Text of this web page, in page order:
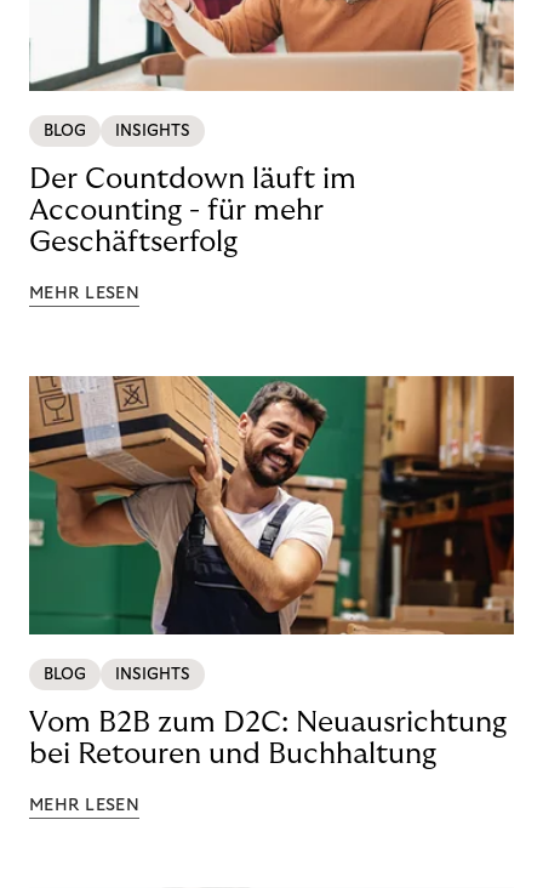
BLOG INSIGHTS
Der Countdown läuft im
Accounting - für mehr
Geschäftserfolg
MEHR LESEN
BLOG INSIGHTS
Vom B2B zum D2C: Neuausrichtung
bei Retouren und Buchhaltung
MEHR LESEN